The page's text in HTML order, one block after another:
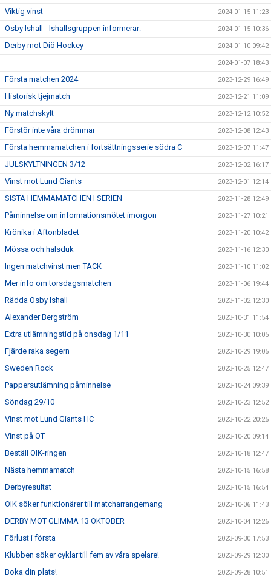
Viktig vinst 2024-01-15 11:23
Osby Ishall - Ishallsgruppen informerar: 2024-01-15 10:36
Derby mot Diö Hockey 2024-01-10 09:42
2024-01-07 18:43
Första matchen 2024 2023-12-29 16:49
Historisk tjejmatch 2023-12-21 11:09
Ny matchskylt 2023-12-12 10:52
Förstör inte våra drömmar 2023-12-08 12:43
Första hemmamatchen i fortsättningsserie södra C 2023-12-07 11:47
JULSKYLTNINGEN 3/12 2023-12-02 16:17
Vinst mot Lund Giants 2023-12-01 12:14
SISTA HEMMAMATCHEN I SERIEN 2023-11-28 12:49
Påminnelse om informationsmötet imorgon 2023-11-27 10:21
Krönika i Aftonbladet 2023-11-20 10:42
Mössa och halsduk 2023-11-16 12:30
Ingen matchvinst men TACK 2023-11-10 11:02
Mer info om torsdagsmatchen 2023-11-06 19:44
Rädda Osby Ishall 2023-11-02 12:30
Alexander Bergström 2023-10-31 11:54
Extra utlämningstid på onsdag 1/11 2023-10-30 10:05
Fjärde raka segern 2023-10-29 19:05
Sweden Rock 2023-10-25 12:47
Pappersutlämning påminnelse 2023-10-24 09:39
Söndag 29/10 2023-10-23 12:52
Vinst mot Lund Giants HC 2023-10-22 20:25
Vinst på OT 2023-10-20 09:14
Beställ OIK-ringen 2023-10-18 12:47
Nästa hemmamatch 2023-10-15 16:58
Derbyresultat 2023-10-15 16:54
OIK söker funktionärer till matcharrangemang 2023-10-06 11:43
DERBY MOT GLIMMA 13 OKTOBER 2023-10-04 12:26
Förlust i första 2023-09-30 17:53
Klubben söker cyklar till fem av våra spelare! 2023-09-29 12:30
Boka din plats! 2023-09-28 10:51